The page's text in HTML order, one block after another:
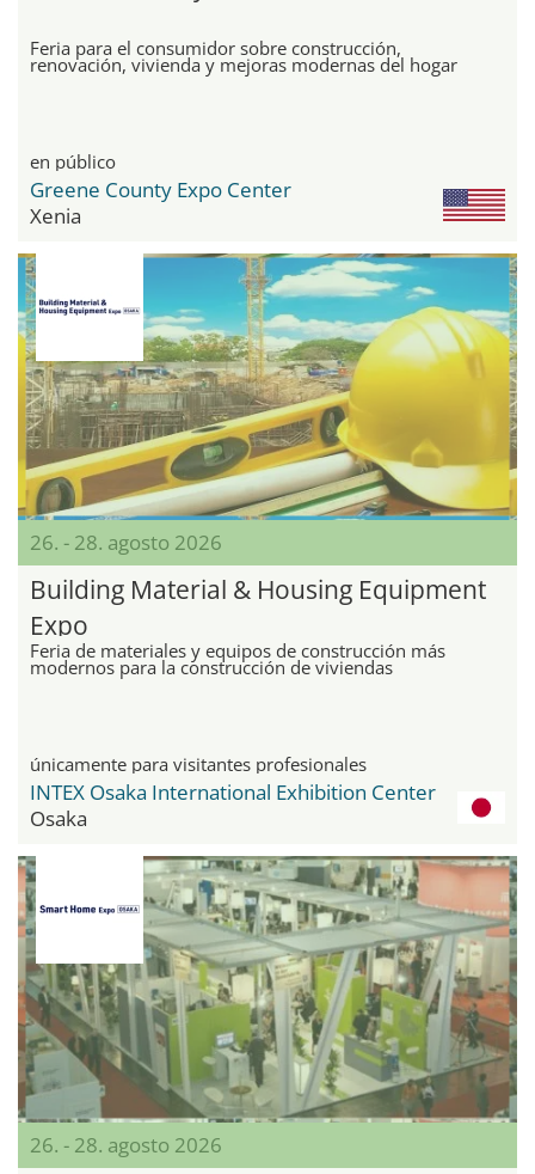
Feria para el consumidor sobre construcción,
renovación, vivienda y mejoras modernas del hogar
en público
Greene County Expo Center
Xenia
26. - 28. agosto 2026
Building Material & Housing Equipment
Expo
Feria de materiales y equipos de construcción más
modernos para la construcción de viviendas
únicamente para visitantes profesionales
INTEX Osaka International Exhibition Center
Osaka
26. - 28. agosto 2026